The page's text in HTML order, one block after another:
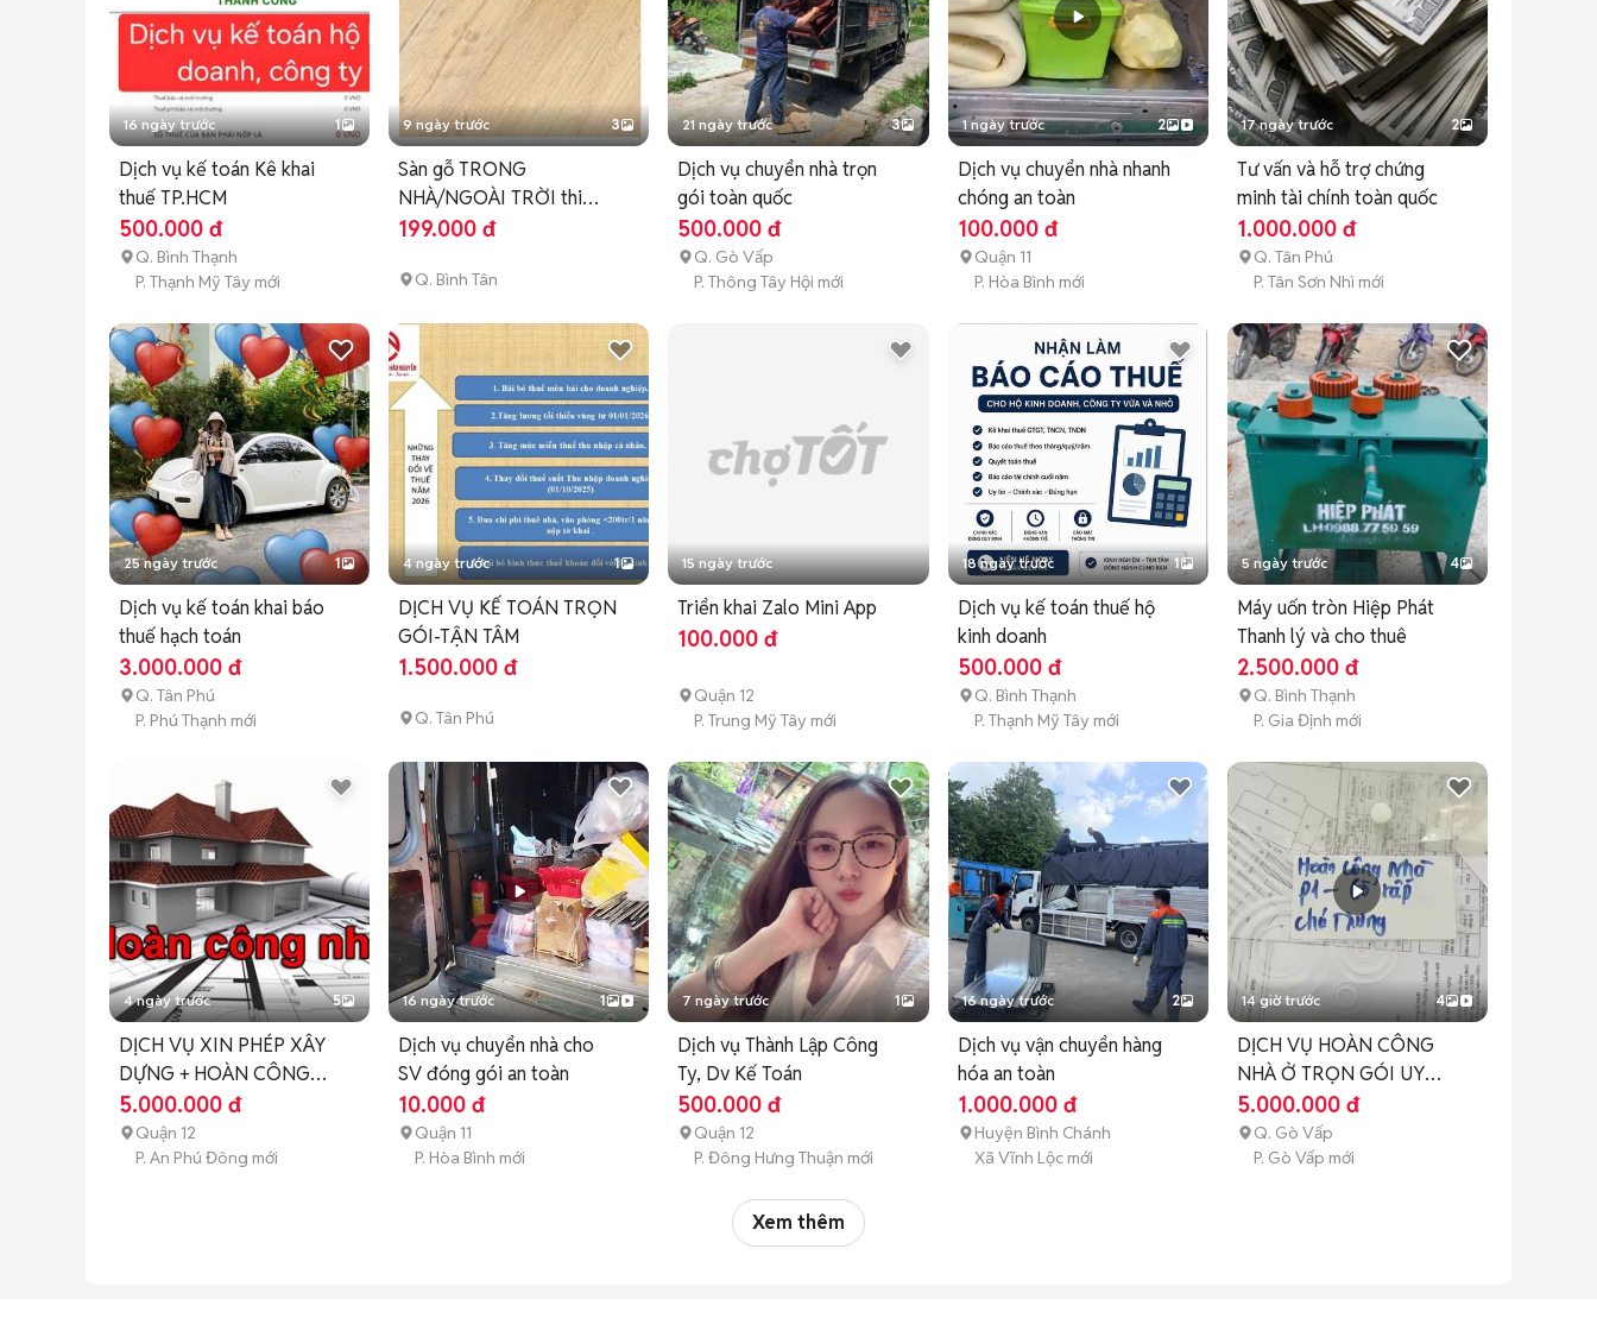
16 ngày trước 1
Dịch vụ kế toán Kê khai
thuế TP.HCM
500.000 đ
Q. Bình Thạnh
P. Thạnh Mỹ Tây mới
9 ngày trước 3
Sàn gỗ TRONG
NHÀ/NGOÀI TRỜI thi
công toàn quốc
199.000 đ
Q. Bình Tân
21 ngày trước 3
Dịch vụ chuyển nhà trọn
gói toàn quốc
500.000 đ
Q. Gò Vấp
P. Thông Tây Hội mới
1 ngày trước 2
Dịch vụ chuyển nhà nhanh
chóng an toàn
100.000 đ
Quận 11
P. Hòa Bình mới
17 ngày trước 2
Tư vấn và hỗ trợ chứng
minh tài chính toàn quốc
1.000.000 đ
Q. Tân Phú
P. Tân Sơn Nhì mới
25 ngày trước 1
Dịch vụ kế toán khai báo
thuế hạch toán
3.000.000 đ
Q. Tân Phú
P. Phú Thạnh mới
4 ngày trước 1
DỊCH VỤ KẾ TOÁN TRỌN
GÓI-TẬN TÂM
1.500.000 đ
Q. Tân Phú
15 ngày trước
Triển khai Zalo Mini App
100.000 đ
Quận 12
P. Trung Mỹ Tây mới
18 ngày trước 1
Dịch vụ kế toán thuế hộ
kinh doanh
500.000 đ
Q. Bình Thạnh
P. Thạnh Mỹ Tây mới
5 ngày trước 4
Máy uốn tròn Hiệp Phát
Thanh lý và cho thuê
2.500.000 đ
Q. Bình Thạnh
P. Gia Định mới
4 ngày trước 5
DỊCH VỤ XIN PHÉP XÂY
DỰNG + HOÀN CÔNG
NHÀ TRỌN GÓI
5.000.000 đ
Quận 12
P. An Phú Đông mới
16 ngày trước 1
Dịch vụ chuyển nhà cho
SV đóng gói an toàn
10.000 đ
Quận 11
P. Hòa Bình mới
7 ngày trước 1
Dịch vụ Thành Lập Công
Ty, Dv Kế Toán
500.000 đ
Quận 12
P. Đông Hưng Thuận mới
16 ngày trước 2
Dịch vụ vận chuyển hàng
hóa an toàn
1.000.000 đ
Huyện Bình Chánh
Xã Vĩnh Lộc mới
14 giờ trước 4
DỊCH VỤ HOÀN CÔNG
NHÀ Ở TRỌN GÓI UY
TÍN TẠI TPHCM
5.000.000 đ
Q. Gò Vấp
P. Gò Vấp mới
Xem thêm